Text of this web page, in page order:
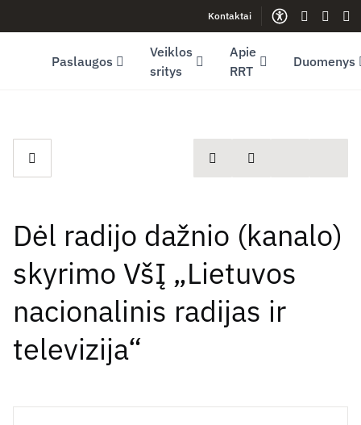
Kontaktai
Gestų
Paslaugos
Veiklos
sritys
Apie
RRT
Duomenys
spausdintiDalintis
Dėl radijo dažnio (kanalo)
skyrimo VšĮ „Lietuvos
nacionalinis radijas ir
televizija“